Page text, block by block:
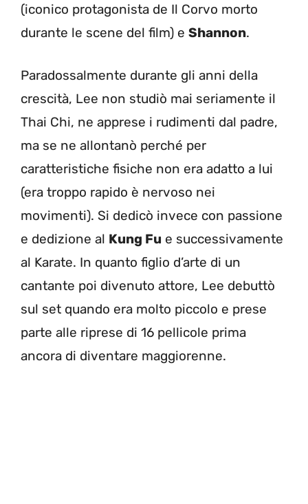
(iconico protagonista de Il Corvo morto
durante le scene del film) e Shannon.
Paradossalmente durante gli anni della
crescità, Lee non studiò mai seriamente il
Thai Chi, ne apprese i rudimenti dal padre,
ma se ne allontanò perché per
caratteristiche fisiche non era adatto a lui
(era troppo rapido è nervoso nei
movimenti). Si dedicò invece con passione
e dedizione al Kung Fu e successivamente
al Karate. In quanto figlio d’arte di un
cantante poi divenuto attore, Lee debuttò
sul set quando era molto piccolo e prese
parte alle riprese di 16 pellicole prima
ancora di diventare maggiorenne.